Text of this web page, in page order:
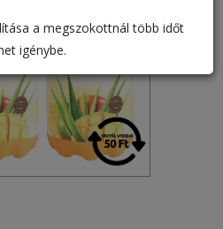
a megszokottnál több időt
igénybe.